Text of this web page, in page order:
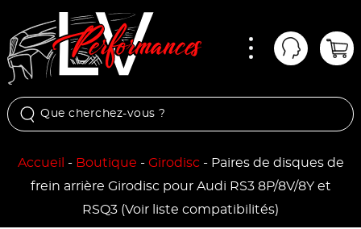
Mon
Accueil - Boutique - Girodisc- Paires de disques de
frein arrière Girodisc pour Audi RS3 8P/8V/8Y et
RSQ3 (Voir liste compatibilités)